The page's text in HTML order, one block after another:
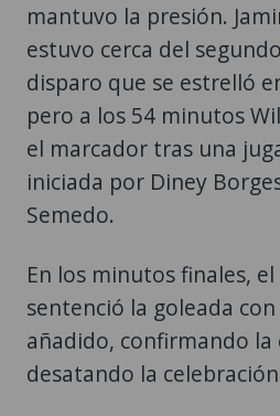
mantuvo la presión.
estuvo cerca del
disparo que se estrelló
pero a los 54 minutos
el marcador tras una
iniciada por Diney
Semedo.
En los minutos finales,
sentenció la goleada
añadido, confirmando la
desatando la